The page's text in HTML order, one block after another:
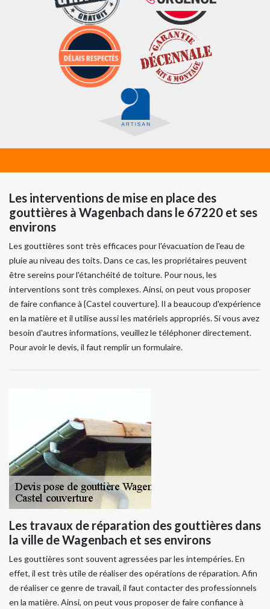
Les interventions de mise en place des
gouttières à Wagenbach dans le 67220 et ses
environs
Les gouttières sont très efficaces pour l'évacuation de l'eau de
pluie au niveau des toits. Dans ce cas, les propriétaires peuvent
être sereins pour l'étanchéité de toiture. Pour nous, les
interventions sont très complexes. Ainsi, on peut vous proposer
de faire confiance à {Castel couverture}. Il a beaucoup d'expérience
en la matière et il utilise aussi les matériels appropriés. Si vous avez
besoin d'autres informations, veuillez le téléphoner directement.
Pour avoir le devis, il faut remplir un formulaire.
Les travaux de réparation des gouttières dans
la ville de Wagenbach et ses environs
Les gouttières sont souvent agressées par les intempéries. En
effet, il est très utile de réaliser des opérations de réparation. Afin
de réaliser ce genre de travail, il faut contacter des professionnels
en la matière. Ainsi, on peut vous proposer de faire confiance à